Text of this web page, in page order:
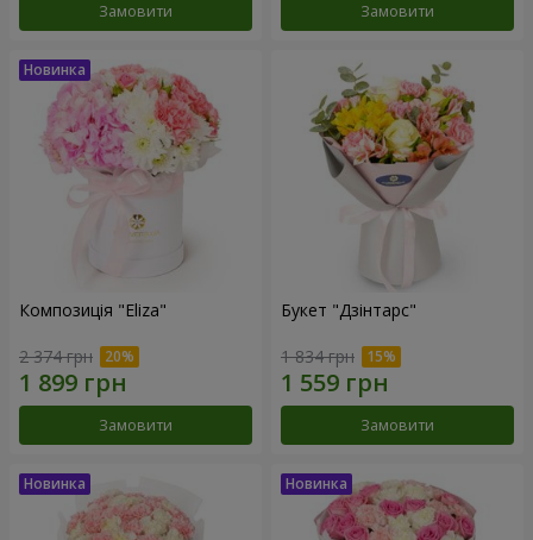
Замовити Замовити
Композиція "Eliza"
2 374 грн
Замовити
Букет "Дзінтарс"
1 834 грн
Замовити